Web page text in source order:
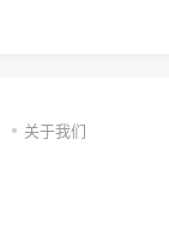
关于我们